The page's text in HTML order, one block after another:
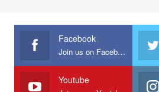
Facebook
Join us on Facebook
Youtube